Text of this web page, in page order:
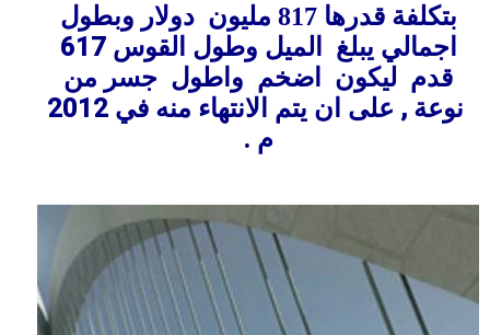
بتكلفة قدرها 817 مليون
دولار وبطول
اجمالي يبلغ
الميل وطول
القوس 617
قدم ليكون اضخم واطول جسر من
نوعة , على ان يتم
الانتهاء منه في 2012
م .